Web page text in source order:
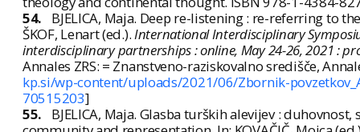
54.
BJELICA, Maja. Deep re-listening : re-referring to
ŠKOF, Lenart (ed.).International Interdisciplinary
interdisciplinary partnerships : online, May 24-26, 2021 :
Annales ZRS: = Znanstveno-raziskovalno središče,
kp.si/wp-content/uploads/2021/06/Zbornik-
70515203]
55.
BJELICA, Maja. Glasba turških alevijev :